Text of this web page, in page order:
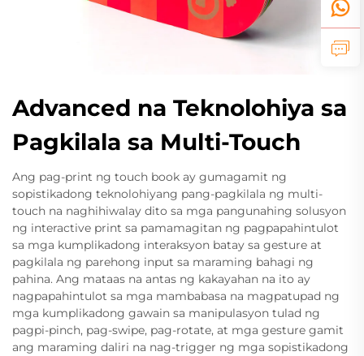
Advanced na Teknolohiya sa
Pagkilala sa Multi-Touch
Ang pag-print ng touch book ay gumagamit ng
sopistikadong teknolohiyang pang-pagkilala ng multi-
touch na naghihiwalay dito sa mga pangunahing solusyon
ng interactive print sa pamamagitan ng pagpapahintulot
sa mga kumplikadong interaksyon batay sa gesture at
pagkilala ng parehong input sa maraming bahagi ng
pahina. Ang mataas na antas ng kakayahan na ito ay
nagpapahintulot sa mga mambabasa na magpatupad ng
mga kumplikadong gawain sa manipulasyon tulad ng
pagpi-pinch, pag-swipe, pag-rotate, at mga gesture gamit
ang maraming daliri na nag-trigger ng mga sopistikadong